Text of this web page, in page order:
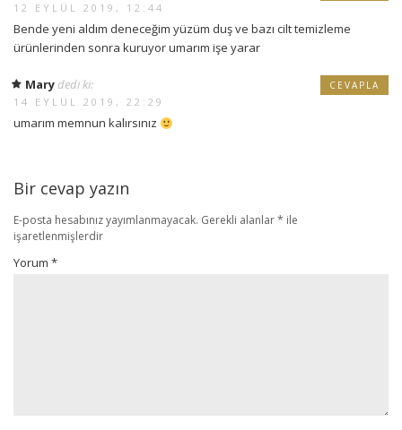
12 EYLÜL 2019, 12:44
Bende yeni aldım deneceğim yüzüm duş ve bazı cilt temizleme
ürünlerinden sonra kuruyor umarım işe yarar
Mary dedi ki:
14 EYLÜL 2019, 22:29
umarım memnun kalırsınız
CEVAPLA
Bir cevap yazın
E-posta hesabınız yayımlanmayacak. Gerekli alanlar* ile
işaretlenmişlerdir
Yorum *